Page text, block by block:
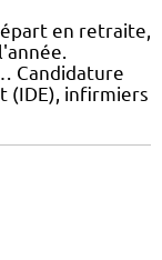
en retraite,
Candidature
(IDE), infirmiers